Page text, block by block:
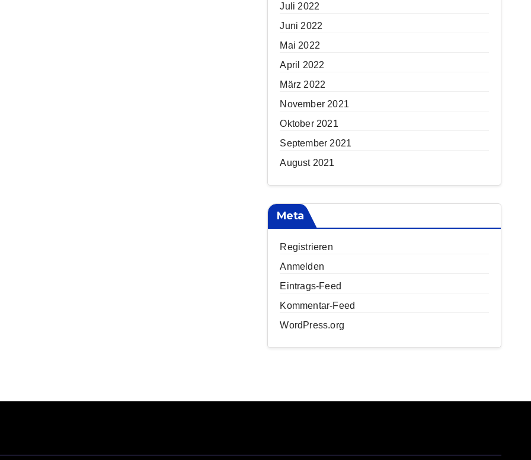
Juli 2022
Juni 2022
Mai 2022
April 2022
März 2022
November 2021
Oktober 2021
September 2021
August 2021
Meta
Registrieren
Anmelden
Eintrags-Feed
Kommentar-Feed
WordPress.org